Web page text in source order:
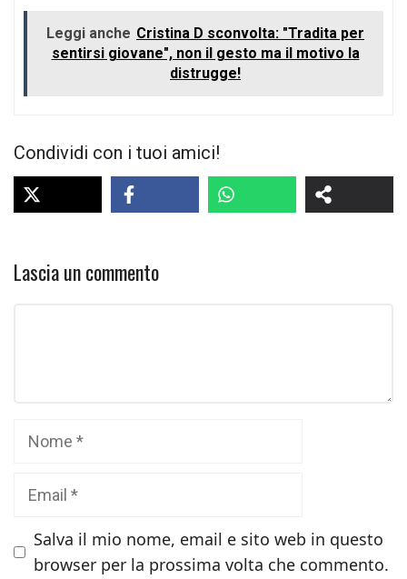
Leggi anche Cristina D sconvolta: "Tradita per
sentirsi giovane", non il gesto ma il motivo la
distrugge!
Condividi con i tuoi amici!
Lascia un commento
Salva il mio nome, email e sito web in questo
browser per la prossima volta che commento.